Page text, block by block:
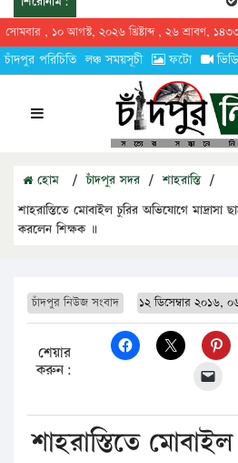
সোমবার , ১০ আগস্ট, ২০২৬ খ্রিষ্টাব্দ , ২৬ শ্রাবণ, ১৪৩৩
চাঁদপুর পরিচিতি লঞ্চ সময়সূচী ফটো
হোম / চাঁদপুর সদর / শাহরাস্তি /
শাহরাস্তিতে মোবাইল চুরির অভিযোগে মাদ্রাসা
করলেন শিক্ষক ॥
চাঁদপুর নিউজ সংবাদ ১২ ডিসেম্বার ২০১৬,
শেয়ার
করুন:
শাহরাস্তিতে